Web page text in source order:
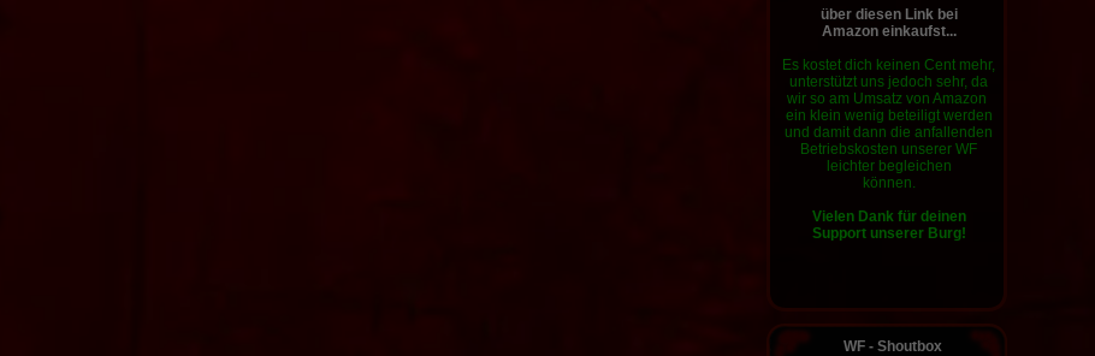
über diesen Link bei
Amazon einkaufst...
Es kostet dich keinen Cent mehr,
unterstützt uns jedoch sehr, da
wir so am Umsatz von Amazon
ein klein wenig beteiligt werden
und damit dann die anfallenden
Betriebskosten unserer WF
leichter begleichen
können.
Vielen Dank für deinen
Support unserer Burg!
WF - Shoutbox